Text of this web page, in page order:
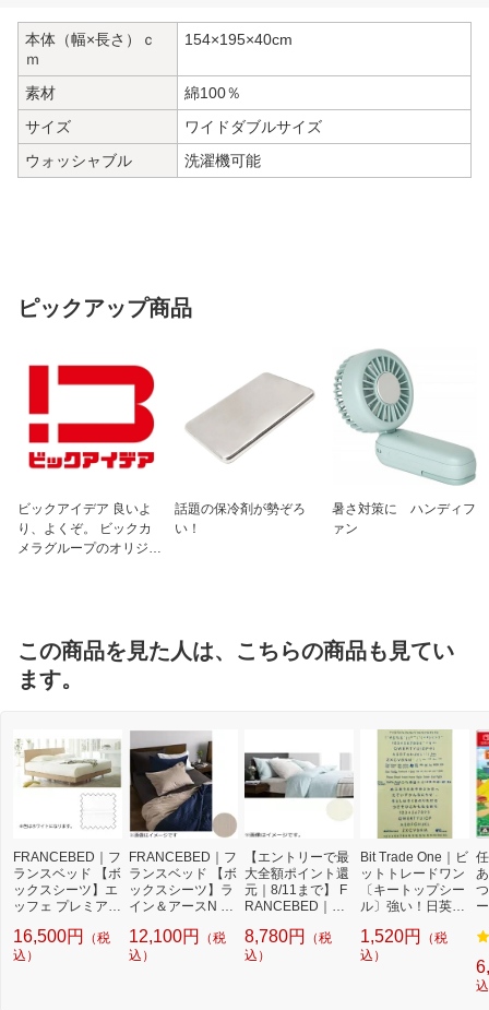
本体（幅×長さ）ｃ
ｍ
154×195×40cm
素材
綿100％
サイズ
ワイドダブルサイズ
ウォッシャブル
洗濯機可能
ピックアップ商品
ビックアイデア 良いよ
り、よくぞ。 ビックカ
メラグループのオリジナ
話題の保冷剤が勢ぞろ
い！
暑さ対策に ハンディフ
ァン
この商品を見た人は、こちらの商品も見てい
ます。
FRANCEBED｜フ
ランスベッド 【ボ
ックスシーツ】エ
ッフェ プレミアム
ズ(綿100%/154×1
95×40cm/ホワイ
16,500円
（税
込）
FRANCEBED｜フ
ランスベッド 【ボ
ックスシーツ】ラ
イン＆アースN ワ
（綿100％/154×1
95×35cm/ベージ
12,100円
（税
込）
【エントリーで最
大全額ポイント還
元｜8/11まで】 F
RANCEBED｜フ
ックスシーツ】エ
ッフェ スタンダー
8,780円
（税
込）
Bit Trade One｜ビ
ットトレードワン
〔キートップシー
ル〕強い！日英対
プシールセット ブ
ルー DYKTSBL
1,520円
（税
込）